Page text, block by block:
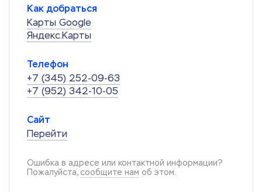
Как добраться
Карты Google
Яндекс.Карты
Телефон
+7 (345) 252-09-63
+7 (952) 342-10-05
Сайт
Перейти
Ошибка в адресе или контактной информации?
Пожалуйста, сообщите нам об этом.